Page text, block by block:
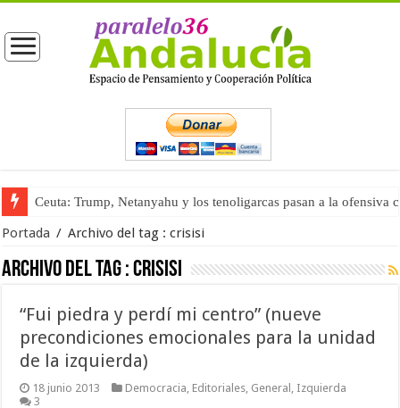
Ceuta: Trump, Netanyahu y los tenoligarcas pasan a la ofensiva
Portada / Archivo del tag :crisisi
Archivo del tag :crisisi
“Fui piedra y perdí mi centro” (nueve
precondiciones emocionales para la unidad
de la izquierda)
18 junio 2013 Democracia, Editoriales, General , Izquierda
3